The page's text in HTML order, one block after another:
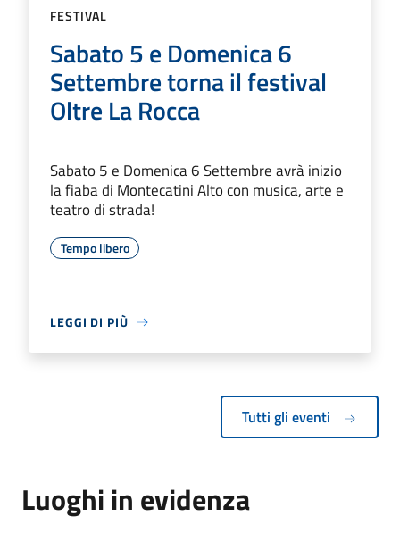
FESTIVAL
Sabato 5 e Domenica 6
Settembre torna il festival
Oltre La Rocca
Sabato 5 e Domenica 6 Settembre avrà inizio
la fiaba di Montecatini Alto con musica, arte e
teatro di strada!
Tempo libero
LEGGI DI PIÙ
Tutti gli eventi
Luoghi in evidenza